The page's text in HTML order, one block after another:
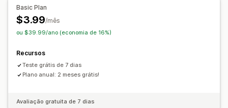
Responsividade para dispositivos móveis
Basic Plan
$3.99/mês
ou $39.99/ano (economia de 16%)
Recursos
Teste grátis de 7 dias
Plano anual: 2 meses grátis!
Avaliação gratuita de 7 dias